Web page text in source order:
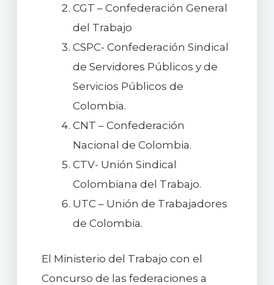
CGT – Confederación General
del Trabajo
CSPC- Confederación Sindical
de Servidores Públicos y de
Servicios Públicos de
Colombia.
CNT – Confederación
Nacional de Colombia.
CTV- Unión Sindical
Colombiana del Trabajo.
UTC – Unión de Trabajadores
de Colombia.
El Ministerio del Trabajo con el
Concurso de las federaciones a